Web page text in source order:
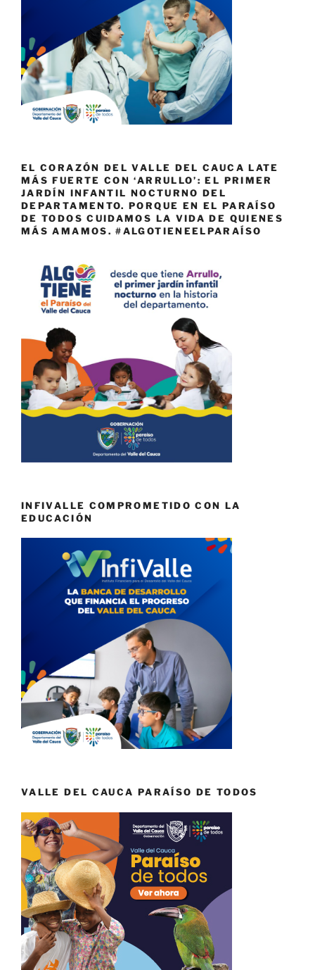
EL CORAZÓN DEL VALLE DEL CAUCA LATE
MÁS FUERTE CON ‘ARRULLO’: EL PRIMER
JARDÍN INFANTIL NOCTURNO DEL
DEPARTAMENTO. PORQUE EN EL PARAÍSO
DE TODOS CUIDAMOS LA VIDA DE QUIENES
MÁS AMAMOS. #ALGOTIENEELPARAÍSO
INFIVALLE COMPROMETIDO CON LA
EDUCACIÓN
VALLE DEL CAUCA PARAÍSO DE TODOS